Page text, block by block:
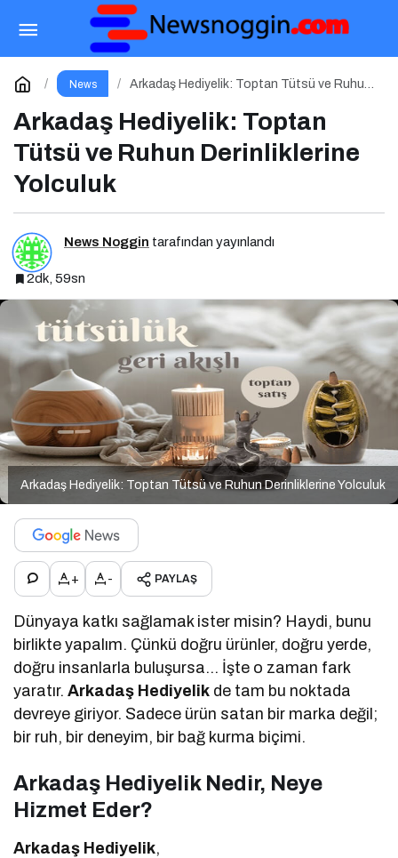
News
Arkadaş Hediyelik: Toptan Tütsü ve Ruhun
Arkadaş Hediyelik: Toptan
Tütsü ve Ruhun Derinliklerine
Yolculuk
News Noggin tarafından yayınlandı
2dk, 59sn
Arkadaş Hediyelik: Toptan Tütsü ve Ruhun Derinliklerine Yolculuk
+ - PAYLAŞ
Dünyaya katkı sağlamak ister misin? Haydi, bunu
birlikte yapalım. Çünkü doğru ürünler, doğru yerde,
doğru insanlarla buluşursa… İşte o zaman fark
yaratır.Arkadaş Hediyelik de tam bu noktada
devreye giriyor. Sadece ürün satan bir marka değil;
bir ruh, bir deneyim, bir bağ kurma biçimi.
Arkadaş Hediyelik Nedir, Neye
Hizmet Eder?
Arkadaş Hediyelik,
Mitr’in Gizemli Dünyasına Yolculuk
Yorum Yap